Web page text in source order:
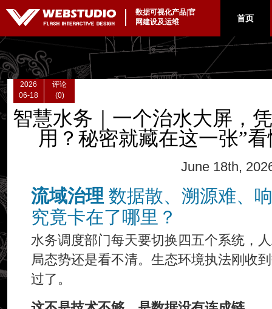
数据可视化产品|官
网建设及运维
首页
2026
06-18
评论
(0)
智慧水务｜一个治水大屏，
用？秘密就藏在这一张”
June 18th,
流域治理 数据散、溯源难、
究竟卡在了哪里？
水务调度部门每天要切换四五个系统，
局态势还是看不清。生态环境执法刚收
过了。